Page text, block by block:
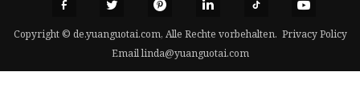
Copyright © de.yuanguotai.com, Alle Rechte vorbehalten. Privacy Policy
Emaillinda@yuanguotai.com